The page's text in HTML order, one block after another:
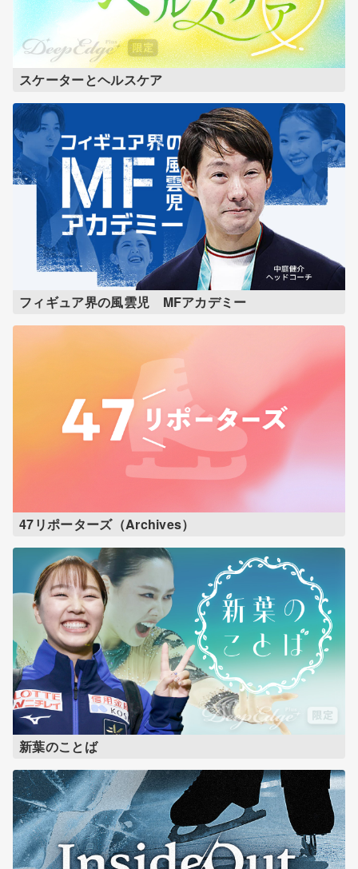
スケーターとヘルスケア
フィギュア界の風雲児 MFアカデミー
47リポーターズ（Archives）
新葉のことば